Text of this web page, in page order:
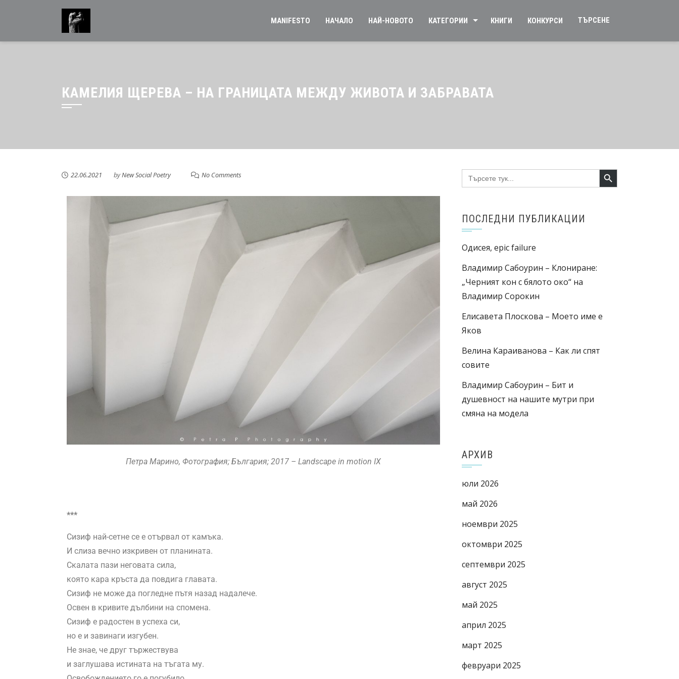
MANIFESTO НАЧАЛО НАЙ-НОВОТО КАТЕГОРИИ КНИГИ КОНКУРСИ ТЪРСЕНЕ
КАМЕЛИЯ ЩЕРЕВА – НА ГРАНИЦАТА МЕЖДУ ЖИВОТА И ЗАБРАВАТА
22.06.2021 byNew Social Poetry No Comments
Петра Марино, Фотография; България; 2017 – Landscape in motion IX
***
Сизиф най-сетне се е отървал от камъка.
И слиза вечно изкривен от планината.
Скалата пази неговата сила,
която кара кръста да повдига главата.
Сизиф не може да погледне пътя назад надалече.
Освен в кривите дълбини на спомена.
Сизиф е радостен в успеха си,
но е и завинаги изгубен.
Не знае, че друг тържествува
и заглушава истината на тъгата му.
Search
for:
Search Button
ПОСЛЕДНИ ПУБЛИКАЦИИ
Одисея, epic failure
Владимир Сабоурин – Клониране:
„Черният кон с бялото око“ на
Владимир Сорокин
Елисавета Плоскова – Моето име е
Яков
Велина Караиванова – Как ли спят
совите
Владимир Сабоурин – Бит и
душевност на нашите мутри при
смяна на модела
АРХИВ
юли 2026
май 2026
ноември 2025
октомври 2025
септември 2025
август 2025
май 2025
април 2025
март 2025
февруари 2025